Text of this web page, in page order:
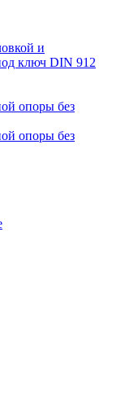
и
ключ DIN 912
опоры без
опоры без